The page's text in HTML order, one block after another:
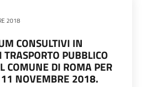
2018
CONSULTIVI IN
PUBBLICO
COMUNE DI ROMA PER
NOVEMBRE 2018.